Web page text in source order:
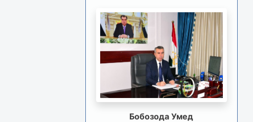
Бобозода Умед